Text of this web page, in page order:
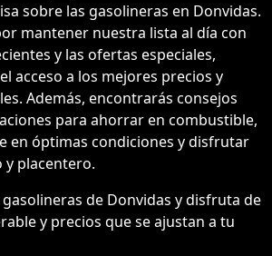
sobre las gasolineras en Donvidas.
mantener nuestra lista al día con
y las ofertas especiales,
acceso a los mejores precios y
Además, encontrarás consejos
para ahorrar en combustible,
en óptimas condiciones y disfrutar
y placentero.
gasolineras de Donvidas y disfruta de
y precios que se ajustan a tu